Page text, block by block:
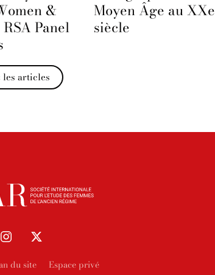
&
Panel
Moyen Âge au XXe
siècle
les articles
du site Espace privé